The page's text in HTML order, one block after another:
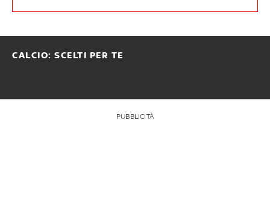
CALCIO: SCELTI PER TE
PUBBLICITÀ